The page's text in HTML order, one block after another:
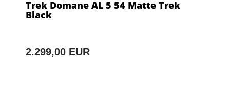
Trek Domane AL 5 54 Matte Trek
Black
2.299,00 EUR